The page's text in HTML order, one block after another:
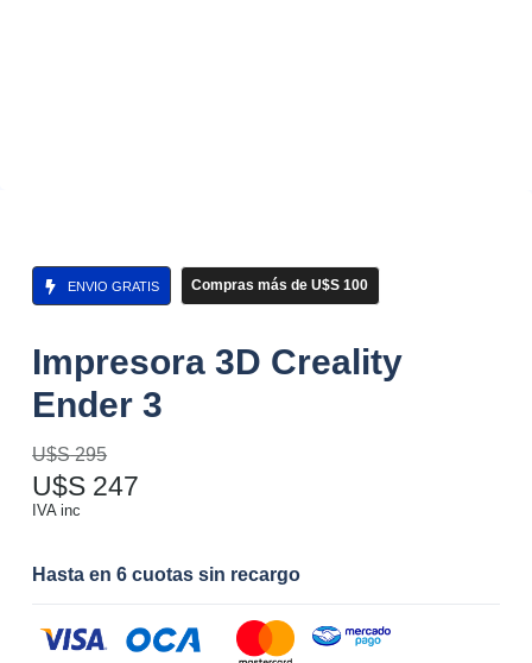
ENVIO GRATIS Compras más de U$S 100
Impresora 3D Creality
Ender 3
U$S295
U$S 247
IVA inc
Hasta en 6 cuotas sin recargo